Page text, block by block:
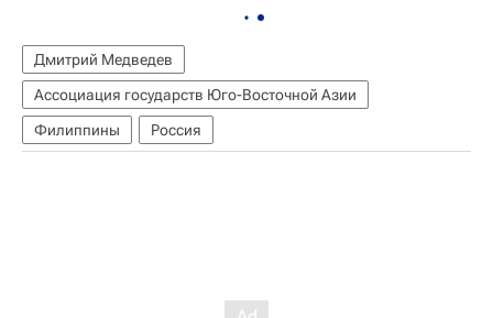
Дмитрий Медведев
Ассоциация государств Юго-Восточной Азии
Филиппины
Россия